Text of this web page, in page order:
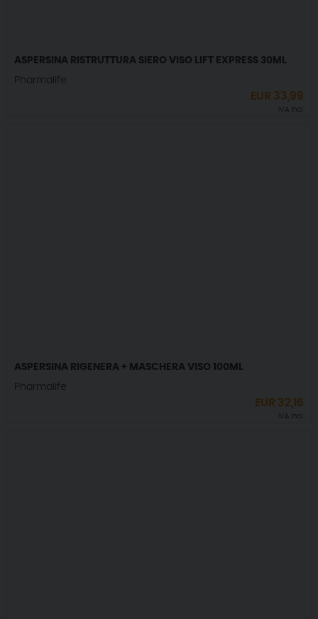
ASPERSINA RISTRUTTURA SIERO VISO LIFT EXPRESS 30ML
Pharmalife
EUR 33,99
IVA incl.
ASPERSINA RIGENERA + MASCHERA VISO 100ML
Pharmalife
EUR 32,16
IVA incl.